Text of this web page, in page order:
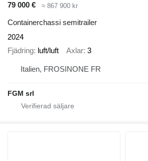
79 000 €
≈ 867 900 kr
Containerchassi semitrailer
2024
Fjädring luft/luft Axlar 3
Italien, FROSINONE FR
FGM srl